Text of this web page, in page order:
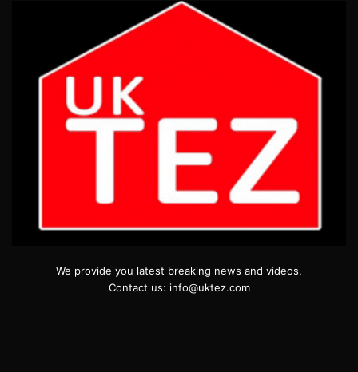
We provide you latest breaking news and videos.
Contact us: info@uktez.com